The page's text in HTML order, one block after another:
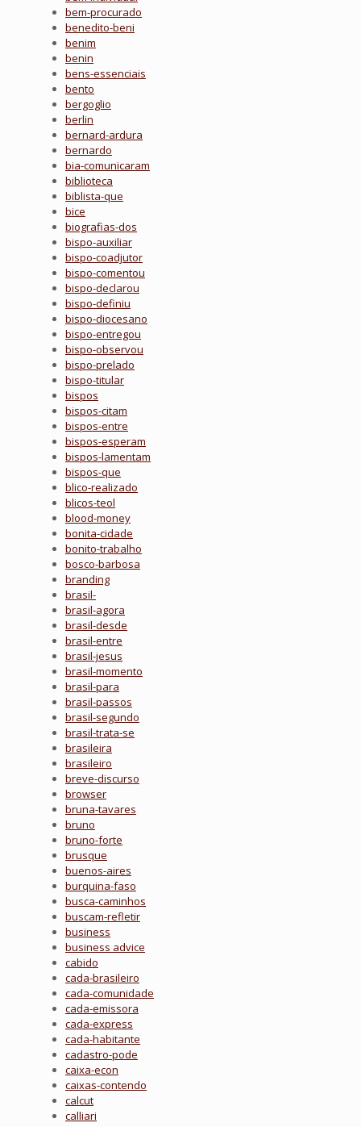
bem-procurado
benedito-beni
benim
benin
bens-essenciais
bento
bergoglio
berlin
bernard-ardura
bernardo
bia-comunicaram
biblioteca
biblista-que
bice
biografias-dos
bispo-auxiliar
bispo-coadjutor
bispo-comentou
bispo-declarou
bispo-definiu
bispo-diocesano
bispo-entregou
bispo-observou
bispo-prelado
bispo-titular
bispos
bispos-citam
bispos-entre
bispos-esperam
bispos-lamentam
bispos-que
blico-realizado
blicos-teol
blood-money
bonita-cidade
bonito-trabalho
bosco-barbosa
branding
brasil-
brasil-agora
brasil-desde
brasil-entre
brasil-jesus
brasil-momento
brasil-para
brasil-passos
brasil-segundo
brasil-trata-se
brasileira
brasileiro
breve-discurso
browser
bruna-tavares
bruno
bruno-forte
brusque
buenos-aires
burquina-faso
busca-caminhos
buscam-refletir
business
business advice
cabido
cada-brasileiro
cada-comunidade
cada-emissora
cada-express
cada-habitante
cadastro-pode
caixa-econ
caixas-contendo
calcut
calliari